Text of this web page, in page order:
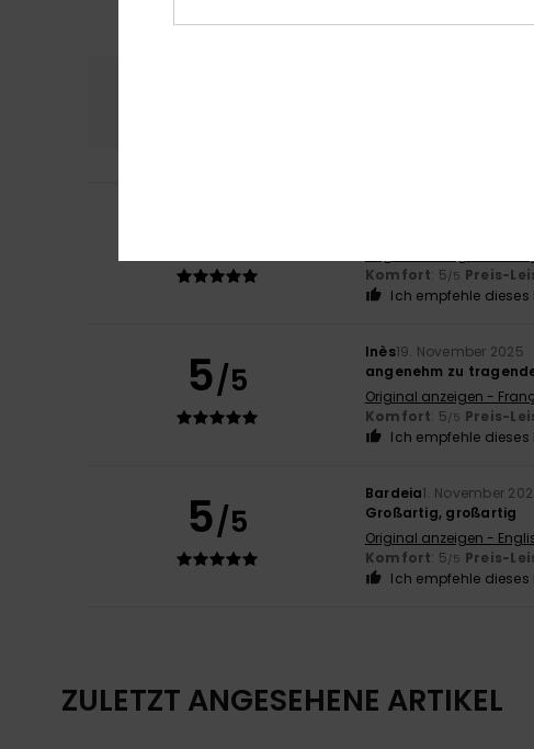
Komfort: 5 /5 Preis-
Ich empfehle dieses
5/5
Inès19. November 2025
angenehm zu
Original anzeigen -
Komfort: 5 /5 Preis-
Ich empfehle dieses
5/5
Bardeia1. November
Großartig, großartig
Original anzeigen -
Komfort: 5 /5 Preis-
Ich empfehle dieses
ZULETZT ANGESEHENE ARTIKEL